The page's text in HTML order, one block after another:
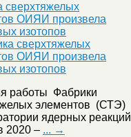
сверхтяжелых
ОИЯИ произвела
изотопов
работы Фабрики
элементов (СТЭ)
ядерных реакций
– ... →